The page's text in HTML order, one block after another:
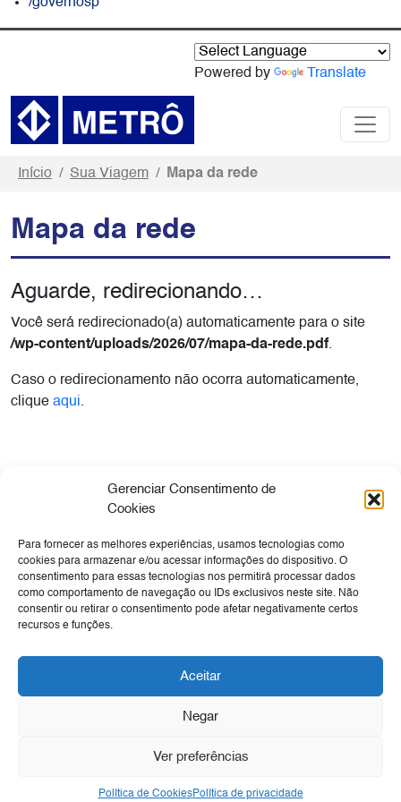
Gerenciar Consentimento de
Cookies
Para fornecer as melhores experiências, usamos tecnologias como
cookies para armazenar e/ou acessar informações do dispositivo. O
consentimento para essas tecnologias nos permitirá processar dados
como comportamento de navegação ou IDs exclusivos neste site. Não
consentir ou retirar o consentimento pode afetar negativamente certos
recursos e funções.
Aceitar
Negar
Ver preferências
Política de CookiesPolítica de privacidade
/governosp
Powered by Translate
Início Sua Viagem Mapa da rede
Mapa da rede
Aguarde, redirecionando…
Você será redirecionado(a) automaticamente para o site
/wp-content/uploads/2026/07/mapa-da-rede.pdf.
Caso o redirecionamento não ocorra automaticamente,
clique aqui.
Empresa Sua Viagem Cultura
Tecnologia
Expansão e Obras
Negócios
Canal de Denúncia
Ouvidoria